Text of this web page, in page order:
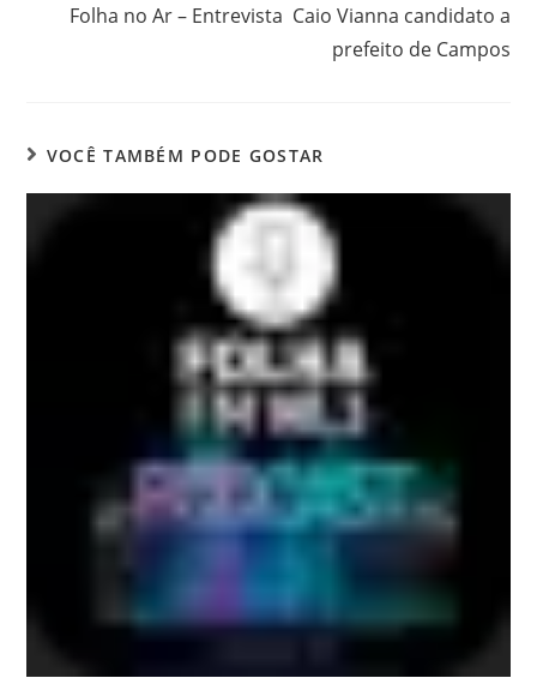
Folha no Ar – Entrevista Caio Vianna candidato a
prefeito de Campos
VOCÊ TAMBÉM PODE GOSTAR